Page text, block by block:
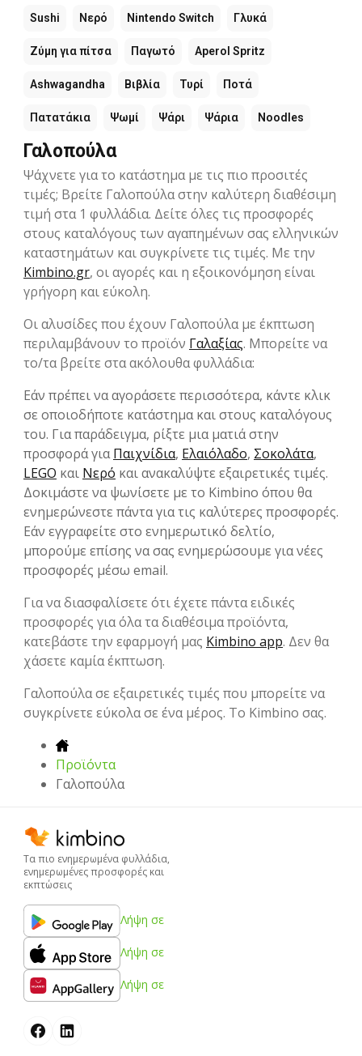
Sushi Νερό Nintendo Switch Γλυκά
Ζύμη για πίτσα Παγωτό Aperol Spritz
Ashwagandha Βιβλία Τυρί Ποτά
Πατατάκια Ψωμί Ψάρι Ψάρια Noodles
Γαλοπούλα
Ψάχνετε για το κατάστημα με τις πιο προσιτές
τιμές; Βρείτε Γαλοπούλα στην καλύτερη διαθέσιμη
τιμή στα 1 φυλλάδια. Δείτε όλες τις προσφορές
στους καταλόγους των αγαπημένων σας ελληνικών
καταστημάτων και συγκρίνετε τις τιμές. Με την
Kimbino.gr, οι αγορές και η εξοικονόμηση είναι
γρήγορη και εύκολη.
Οι αλυσίδες που έχουν Γαλοπούλα με έκπτωση
περιλαμβάνουν το προϊόν Γαλαξίας. Μπορείτε να
το/τα βρείτε στα ακόλουθα φυλλάδια:
Εάν πρέπει να αγοράσετε περισσότερα, κάντε κλικ
σε οποιοδήποτε κατάστημα και στους καταλόγους
του. Για παράδειγμα, ρίξτε μια ματιά στην
προσφορά γιαΠαιχνίδια, Ελαιόλαδο, Σοκολάτα,
LEGO και Νερό και ανακαλύψτε εξαιρετικές τιμές.
Δοκιμάστε να ψωνίσετε με το Kimbino όπου θα
ενημερώνεστε πάντα για τις καλύτερες προσφορές.
Εάν εγγραφείτε στο ενημερωτικό δελτίο,
μπορούμε επίσης να σας ενημερώσουμε για νέες
προσφορές μέσω email.
Για να διασφαλίσετε ότι έχετε πάντα ειδικές
προσφορές για όλα τα διαθέσιμα προϊόντα,
κατεβάστε την εφαρμογή μας Kimbino app. Δεν θα
χάσετε καμία έκπτωση.
Γαλοπούλα σε εξαιρετικές τιμές που μπορείτε να
συγκρίνετε εύκολα σε ένα μέρος. Το Kimbino σας.
Προϊόντα
Γαλοπούλα
Τα πιο ενημερωμένα φυλλάδια,
ενημερωμένες προσφορές και
εκπτώσεις
Λήψη σε
Λήψη σε
Λήψη σε